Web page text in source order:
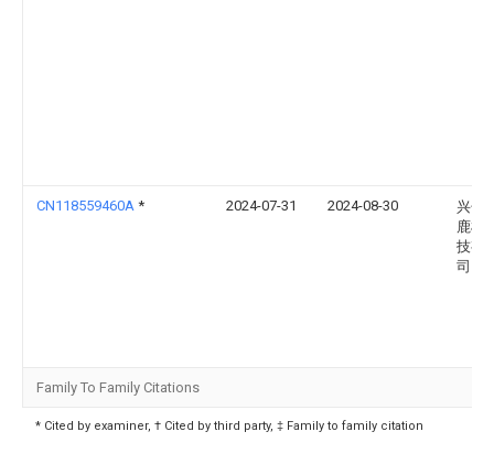
CN118559460A * 2024-07-31 2024-08-30
兴化
鹿机
技有
司
Family To Family Citations
* Cited by examiner, † Cited by third party, ‡ Family to family citation